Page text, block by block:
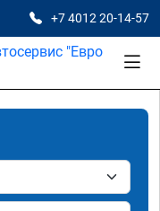
+7 4012 20-14-57